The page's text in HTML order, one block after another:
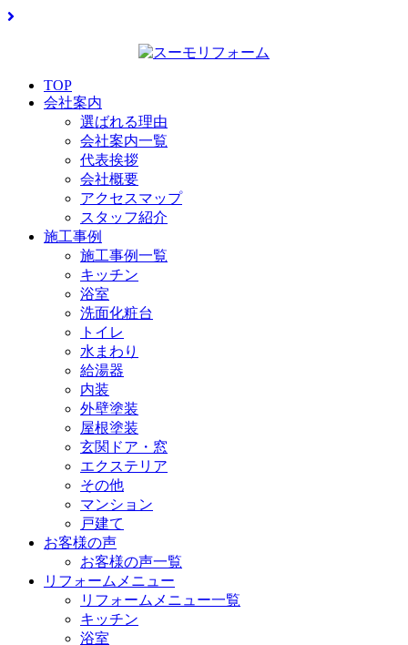
TOP
会社案内
選ばれる理由
会社案内一覧
代表挨拶
会社概要
アクセスマップ
スタッフ紹介
施工事例
施工事例一覧
キッチン
浴室
洗面化粧台
トイレ
水まわり
給湯器
内装
外壁塗装
屋根塗装
玄関ドア・窓
エクステリア
その他
マンション
戸建て
お客様の声
お客様の声一覧
リフォームメニュー
リフォームメニュー一覧
キッチン
浴室